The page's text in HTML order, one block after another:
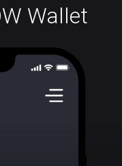
Wallet